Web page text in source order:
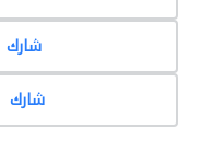
شارك
شارك